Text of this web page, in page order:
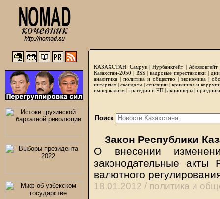
КАЗАХСТАН: Самрук |Нурбанкгейт | Аблязовгейт
Казахстан-2050 | RSS|кадровые перестановки|
аналитика | политика и общество | экономика |
интервью |скандалы | сенсации|криминал и
империализм | трагедии и ЧП | акционеры |
Поиск
Закон Республики
О внесении
законодательные акты
валютного
18.01.2012 / политика и